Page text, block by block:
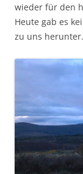
wieder für den
Heute gab es
zu uns